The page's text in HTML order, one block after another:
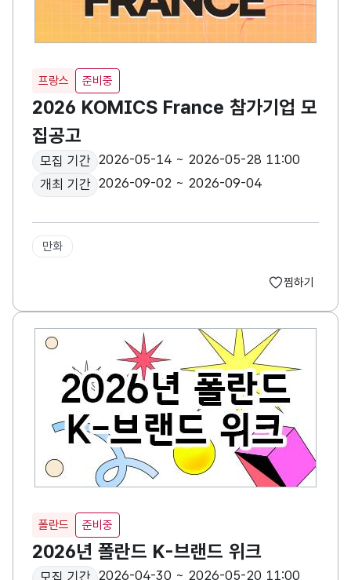
프랑스 준비중
2026 KOMICS France 참가기업 모
집공고
모집 기간 2026-05-14 ~ 2026-05-28 11:00
개최 기간 2026-09-02 ~ 2026-09-04
만화
찜하기
폴란드 준비중
2026년 폴란드 K-브랜드 위크
모집 기간 2026-04-30 ~ 2026-05-20 11:00